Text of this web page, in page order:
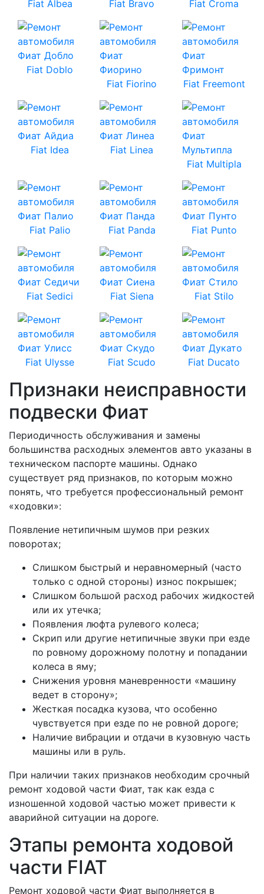
Fiat Albea Fiat Bravo Fiat Croma
Fiat Doblo
Fiat Fiorino
Fiat Freemont
Fiat Idea
Fiat Linea
Fiat Multipla
Fiat Palio Fiat Panda Fiat Punto
Fiat Sedici Fiat Siena Fiat Stilo
Fiat Ulysse Fiat Scudo Fiat Ducato
Признаки неисправности
подвески Фиат
Периодичность обслуживания и замены
большинства расходных элементов авто указаны в
техническом паспорте машины. Однако
существует ряд признаков, по которым можно
понять, что требуется профессиональный ремонт
«ходовки»:
Появление нетипичным шумов при резких
поворотах;
Слишком быстрый и неравномерный (часто
только с одной стороны) износ покрышек;
Слишком большой расход рабочих жидкостей
или их утечка;
Появления люфта рулевого колеса;
Скрип или другие нетипичные звуки при езде
по ровному дорожному полотну и попадании
колеса в яму;
Снижения уровня маневренности «машину
ведет в сторону»;
Жесткая посадка кузова, что особенно
чувствуется при езде по не ровной дороге;
Наличие вибрации и отдачи в кузовную часть
машины или в руль.
При наличии таких признаков необходим срочный
ремонт ходовой части Фиат, так как езда с
изношенной ходовой частью может привести к
аварийной ситуации на дороге.
Этапы ремонта ходовой
части FIAT
Ремонт ходовой части Фиат выполняется в